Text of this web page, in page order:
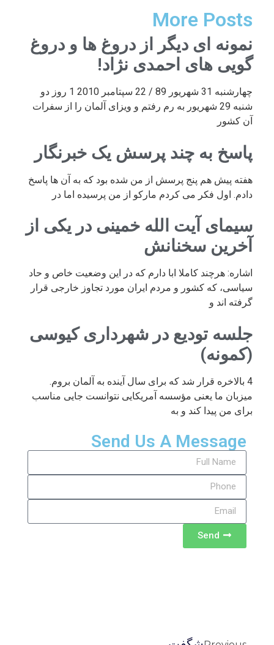
More Posts
نمونه ای دیگر از دروغ ها و دروغ
گویی های احمدی نژاد!
چهارشنبه 31 شهریور 89 / 22 سپتامبر 2010 1 روز دو
شنبه 29 شهریور به رم رفتم و ویزای آلمان را از سفرات
آن کشور
پاسخ به چند پرسش یک خبرنگار
هفته پیش هم پنج پرسش از من شده بود که به آن ها پاسخ
دادم. اول فکر می کردم مارکو از من پرسیده اما در
سیمای آیت الله خمینی در یکی از
آخرین سخنانش
اشاره: هرچند کاملا ابا دارم که در این وضعیت خاص و حاد
سیاسی، که کشور و مردم ایران مورد تجاوز خارجی قرار
گرفته اند و
جلسه تودیع در شهرداری کیوسی
(کمونه)
4 بالاخره قرار شد که برای سال آینده به آلمان بروم.
میزبان ما یعنی مؤسسه آمریکایی نتوانست جایی مناسب
برای من پیدا کند و به
Send Us A Message
Send